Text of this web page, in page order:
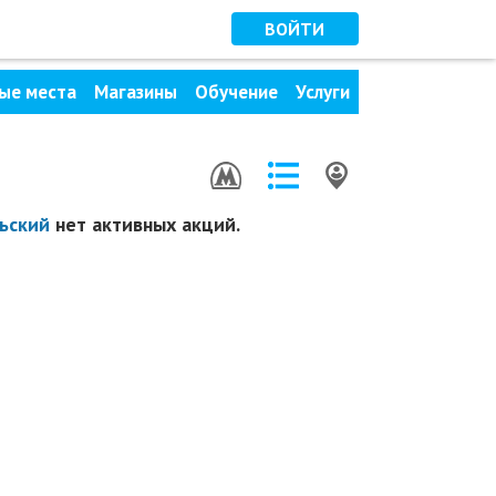
ВОЙТИ
места Магазины Обучение Услуги
нет активных акций.